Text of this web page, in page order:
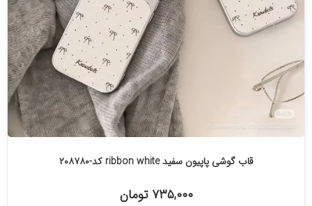
قاب گوشی پاپیون سفید ribbon white کد-۲۰۸۷۸۰
۷۳۵,۰۰۰ تومان